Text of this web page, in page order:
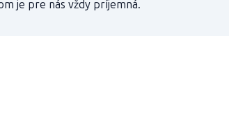
je pre nás vždy príjemná.